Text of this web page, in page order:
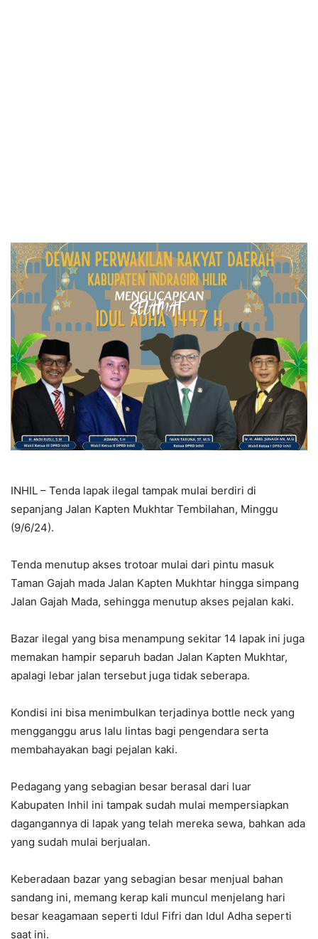
INHIL – Tenda lapak ilegal tampak mulai berdiri di
sepanjang Jalan Kapten Mukhtar Tembilahan, Minggu
(9/6/24).
Tenda menutup akses trotoar mulai dari pintu masuk
Taman Gajah mada Jalan Kapten Mukhtar hingga simpang
Jalan Gajah Mada, sehingga menutup akses pejalan kaki.
Bazar ilegal yang bisa menampung sekitar 14 lapak ini juga
memakan hampir separuh badan Jalan Kapten Mukhtar,
apalagi lebar jalan tersebut juga tidak seberapa.
Kondisi ini bisa menimbulkan terjadinya bottle neck yang
mengganggu arus lalu lintas bagi pengendara serta
membahayakan bagi pejalan kaki.
Pedagang yang sebagian besar berasal dari luar
Kabupaten Inhil ini tampak sudah mulai mempersiapkan
dagangannya di lapak yang telah mereka sewa, bahkan ada
yang sudah mulai berjualan.
Keberadaan bazar yang sebagian besar menjual bahan
sandang ini, memang kerap kali muncul menjelang hari
besar keagamaan seperti Idul Fifri dan Idul Adha seperti
saat ini.